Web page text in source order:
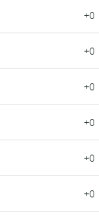
+0
+0
+0
+0
+0
+0